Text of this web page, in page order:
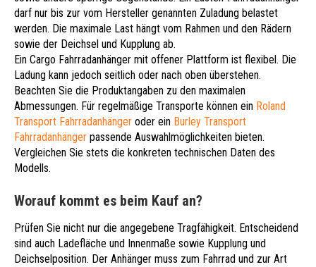
darf nur bis zur vom Hersteller genannten Zuladung belastet
werden. Die maximale Last hängt vom Rahmen und den Rädern
sowie der Deichsel und Kupplung ab.
Ein Cargo Fahrradanhänger mit offener Plattform ist flexibel. Die
Ladung kann jedoch seitlich oder nach oben überstehen.
Beachten Sie die Produktangaben zu den maximalen
Abmessungen. Für regelmäßige Transporte können ein Roland
Transport Fahrradanhänger oder ein Burley Transport
Fahrradanhänger passende Auswahlmöglichkeiten bieten.
Vergleichen Sie stets die konkreten technischen Daten des
Modells.
Worauf kommt es beim Kauf an?
Prüfen Sie nicht nur die angegebene Tragfähigkeit. Entscheidend
sind auch Ladefläche und Innenmaße sowie Kupplung und
Deichselposition. Der Anhänger muss zum Fahrrad und zur Art